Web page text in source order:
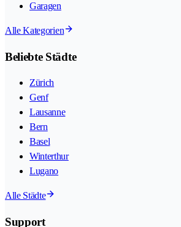
Garagen
Alle Kategorien
Beliebte Städte
Zürich
Genf
Lausanne
Bern
Basel
Winterthur
Lugano
Alle Städte
Support